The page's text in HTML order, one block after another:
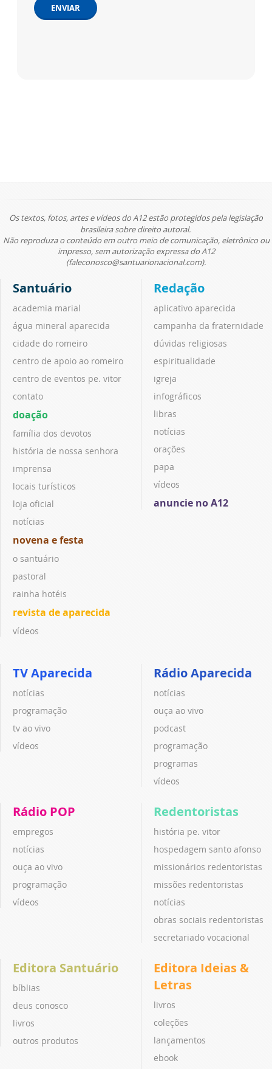
ENVIAR
Os textos, fotos, artes e vídeos do A12 estão protegidos pela legislação
brasileira sobre direito autoral.
Não reproduza o conteúdo em outro meio de comunicação, eletrônico ou
impresso, sem autorização expressa do A12
(faleconosco@santuarionacional.com).
Santuário
academia marial
água mineral aparecida
cidade do romeiro
centro de apoio ao romeiro
centro de eventos pe. vitor
contato
doação
família dos devotos
história de nossa senhora
imprensa
locais turísticos
loja oficial
notícias
novena e festa
o santuário
pastoral
rainha hotéis
revista de aparecida
vídeos
Redação
aplicativo aparecida
campanha da fraternidade
dúvidas religiosas
espiritualidade
igreja
infográficos
libras
notícias
orações
papa
vídeos
anuncie no A12
TV Aparecida
notícias
programação
tv ao vivo
vídeos
Rádio Aparecida
notícias
ouça ao vivo
podcast
programação
programas
vídeos
Rádio POP
empregos
notícias
ouça ao vivo
programação
vídeos
Redentoristas
história pe. vitor
hospedagem santo afonso
missionários redentoristas
missões redentoristas
notícias
obras sociais redentoristas
secretariado vocacional
Editora Santuário
bíblias
deus conosco
livros
outros produtos
Editora Ideias &
Letras
livros
coleções
lançamentos
ebook